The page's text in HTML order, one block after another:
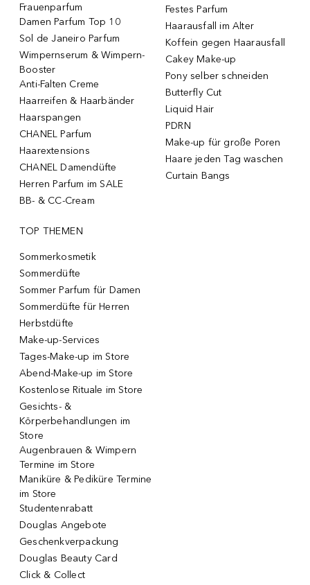
Frauenparfum
Damen Parfum Top 10
Sol de Janeiro Parfum
Wimpernserum & Wimpern-
Booster
Anti-Falten Creme
Haarreifen & Haarbänder
Haarspangen
CHANEL Parfum
Haarextensions
CHANEL Damendüfte
Herren Parfum im SALE
BB- & CC-Cream
Festes Parfum
Haarausfall im Alter
Koffein gegen Haarausfall
Cakey Make-up
Pony selber schneiden
Butterfly Cut
Liquid Hair
PDRN
Make-up für große Poren
Haare jeden Tag waschen
Curtain Bangs
TOP THEMEN
Sommerkosmetik
Sommerdüfte
Sommer Parfum für Damen
Sommerdüfte für Herren
Herbstdüfte
Make-up-Services
Tages-Make-up im Store
Abend-Make-up im Store
Kostenlose Rituale im Store
Gesichts- &
Körperbehandlungen im
Store
Augenbrauen & Wimpern
Termine im Store
Maniküre & Pediküre Termine
im Store
Studentenrabatt
Douglas Angebote
Geschenkverpackung
Douglas Beauty Card
Click & Collect